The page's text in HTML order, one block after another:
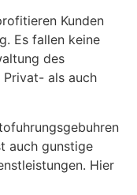
Kunden
Es fallen keine
des
als auch
auch gunstige
Hier